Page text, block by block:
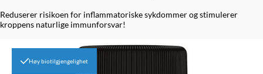
Reduserer risikoen for inflammatoriske sykdommer og stimulerer
kroppens naturlige immunforsvar!
Høy biotilgjengelighet